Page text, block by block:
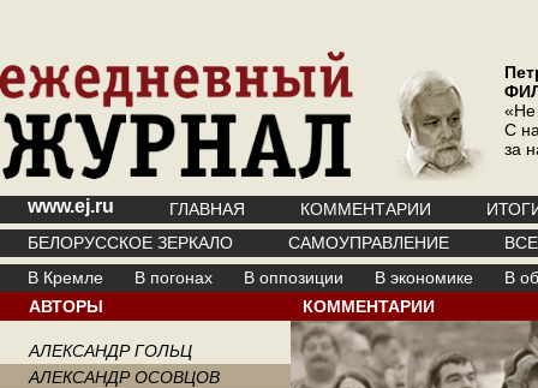
«Не
С
за
www.ej.ru ГЛАВНАЯ КОММЕНТАРИИ
БЕЛОРУССКОЕ ЗЕРКАЛО
САМОУПРАВЛЕНИЕ
В Кремле
В погонах В оппозиции В экономике
В
АВТОРЫ
АЛЕКСАНДР ГОЛЬЦ
АЛЕКСАНДР ОСОВЦОВ
КОММЕНТАРИИ